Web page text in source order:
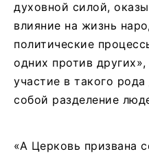
духовной силой,
влияние на жизнь
политические
одних против
участие в такого
собой разделение
«А Церковь призвана